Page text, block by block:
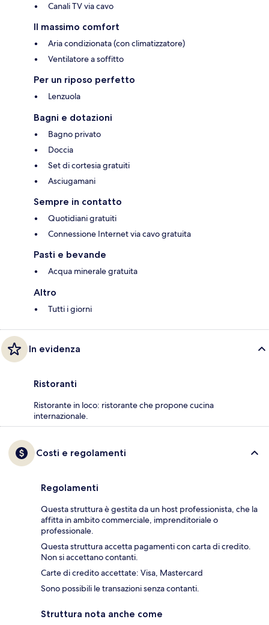
Canali TV via cavo
Il massimo comfort
Aria condizionata (con climatizzatore)
Ventilatore a soffitto
Per un riposo perfetto
Lenzuola
Bagni e dotazioni
Bagno privato
Doccia
Set di cortesia gratuiti
Asciugamani
Sempre in contatto
Quotidiani gratuiti
Connessione Internet via cavo gratuita
Pasti e bevande
Acqua minerale gratuita
Altro
Tutti i giorni
In evidenza
Ristoranti
Ristorante in loco: ristorante che propone cucina
internazionale.
Costi e regolamenti
Regolamenti
Questa struttura è gestita da un host professionista, che la
affitta in ambito commerciale, imprenditoriale o
professionale.
Questa struttura accetta pagamenti con carta di credito.
Non si accettano contanti.
Carte di credito accettate: Visa, Mastercard
Sono possibili le transazioni senza contanti.
Struttura nota anche come